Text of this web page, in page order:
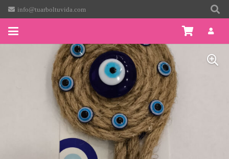
info@tuarboltuvida.com